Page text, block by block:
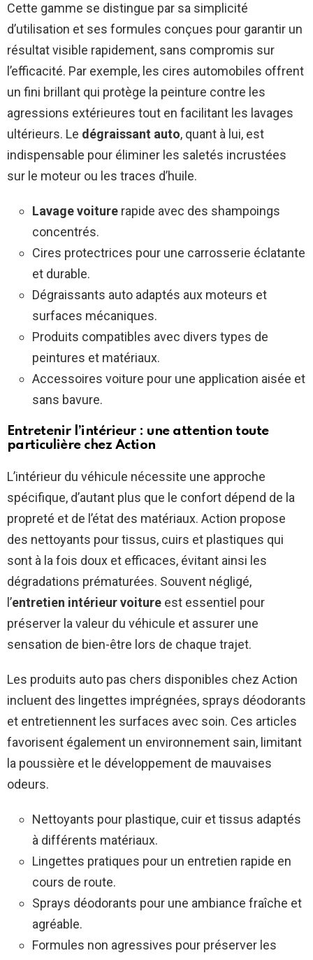
Cette gamme se distingue par sa simplicité
d’utilisation et ses formules conçues pour garantir un
résultat visible rapidement, sans compromis sur
l’efficacité. Par exemple, les cires automobiles offrent
un fini brillant qui protège la peinture contre les
agressions extérieures tout en facilitant les lavages
ultérieurs. Le dégraissant auto, quant à lui, est
indispensable pour éliminer les saletés incrustées
sur le moteur ou les traces d’huile.
Lavage voiture rapide avec des shampoings
concentrés.
Cires protectrices pour une carrosserie éclatante
et durable.
Dégraissants auto adaptés aux moteurs et
surfaces mécaniques.
Produits compatibles avec divers types de
peintures et matériaux.
Accessoires voiture pour une application aisée et
sans bavure.
Entretenir l’intérieur : une attention toute
particulière chez Action
L’intérieur du véhicule nécessite une approche
spécifique, d’autant plus que le confort dépend de la
propreté et de l’état des matériaux. Action propose
des nettoyants pour tissus, cuirs et plastiques qui
sont à la fois doux et efficaces, évitant ainsi les
dégradations prématurées. Souvent négligé,
l’entretien intérieur voiture est essentiel pour
préserver la valeur du véhicule et assurer une
sensation de bien-être lors de chaque trajet.
Les produits auto pas chers disponibles chez Action
incluent des lingettes imprégnées, sprays déodorants
et entretiennent les surfaces avec soin. Ces articles
favorisent également un environnement sain, limitant
la poussière et le développement de mauvaises
odeurs.
Nettoyants pour plastique, cuir et tissus adaptés
à différents matériaux.
Lingettes pratiques pour un entretien rapide en
cours de route.
Sprays déodorants pour une ambiance fraîche et
agréable.
Formules non agressives pour préserver les